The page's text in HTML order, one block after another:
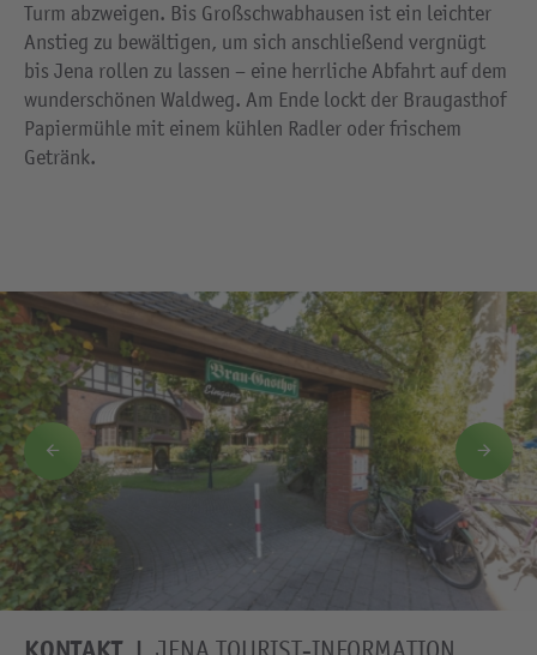
Turm abzweigen. Bis Großschwabhausen ist ein leichter
Anstieg zu bewältigen, um sich anschließend vergnügt
bis Jena rollen zu lassen – eine herrliche Abfahrt auf dem
wunderschönen Waldweg. Am Ende lockt der Braugasthof
Papiermühle mit einem kühlen Radler oder frischem
Getränk.